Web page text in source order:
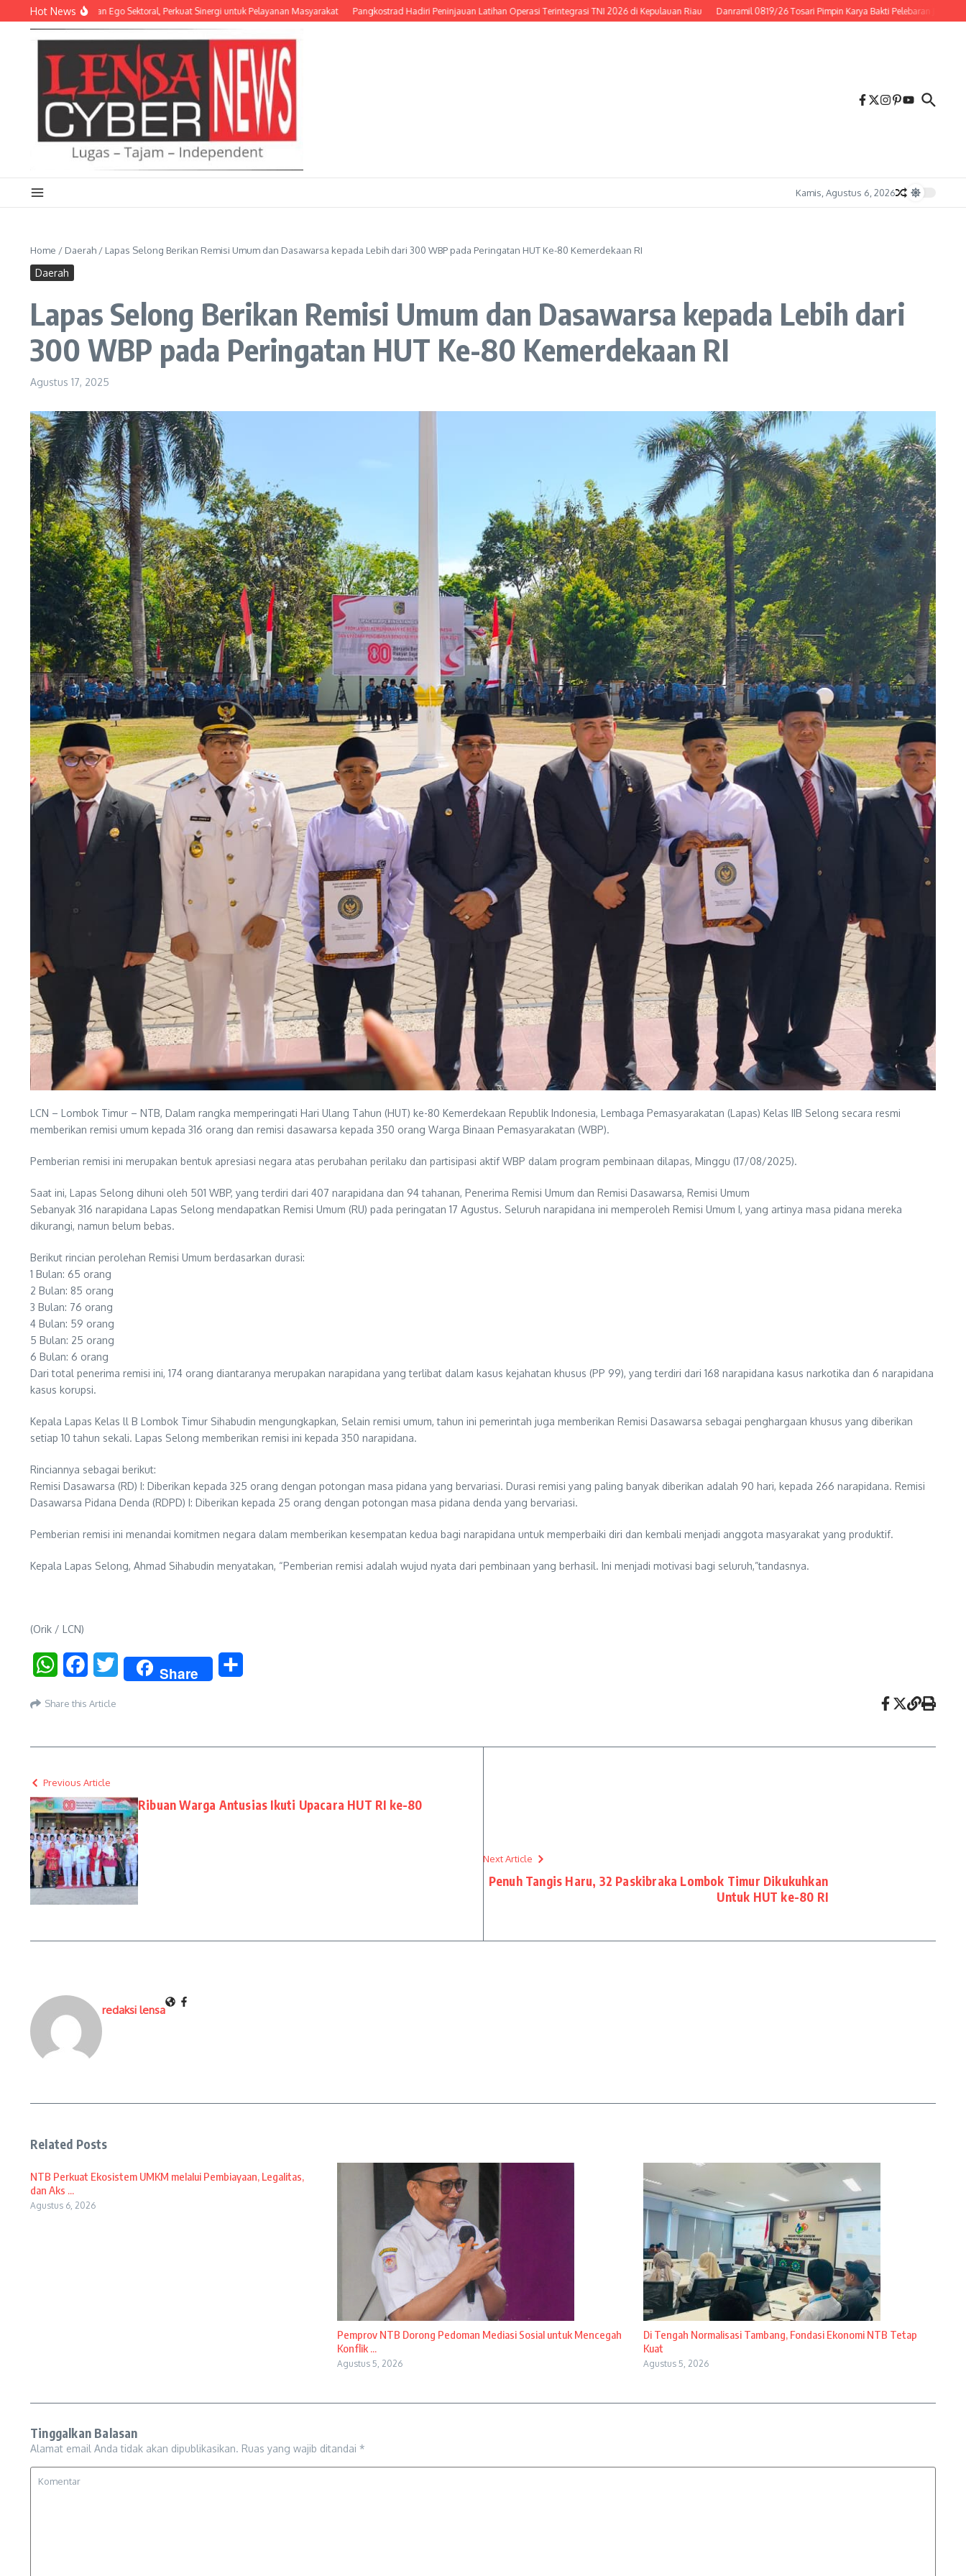
Lewati ke konten
Hot News
NTB: Tinggalkan Ego Sektoral, Perkuat Sinergi untuk Pelayanan Masyarakat Pangkostrad Hadiri Peninjauan Latihan Operasi Terintegrasi TNI 2026 di Kepulauan Riau Danramil 0819/26 Tosari Pimpin Karya Bakti Pelebaran Jalan
Kamis, Agustus 6, 2026
Home / Daerah / Lapas Selong Berikan Remisi Umum dan Dasawarsa kepada Lebih dari 300 WBP pada Peringatan HUT Ke-80 Kemerdekaan RI
Daerah
Lapas Selong Berikan Remisi Umum dan Dasawarsa kepada Lebih dari
300 WBP pada Peringatan HUT Ke-80 Kemerdekaan RI
Agustus 17, 2025
LCN – Lombok Timur – NTB, Dalam rangka memperingati Hari Ulang Tahun (HUT) ke-80 Kemerdekaan Republik Indonesia, Lembaga Pemasyarakatan (Lapas) Kelas IIB Selong secara resmi
memberikan remisi umum kepada 316 orang dan remisi dasawarsa kepada 350 orang Warga Binaan Pemasyarakatan (WBP).
Pemberian remisi ini merupakan bentuk apresiasi negara atas perubahan perilaku dan partisipasi aktif WBP dalam program pembinaan dilapas, Minggu (17/08/2025).
​Saat ini, Lapas Selong dihuni oleh 501 WBP, yang terdiri dari 407 narapidana dan 94 tahanan, Penerima Remisi Umum dan Remisi Dasawarsa, ​Remisi Umum
​Sebanyak 316 narapidana Lapas Selong mendapatkan Remisi Umum (RU) pada peringatan 17 Agustus. Seluruh narapidana ini memperoleh Remisi Umum I, yang artinya masa pidana mereka
dikurangi, namun belum bebas.
​Berikut rincian perolehan Remisi Umum berdasarkan durasi:
​1 Bulan: 65 orang
​2 Bulan: 85 orang
​3 Bulan: 76 orang
​4 Bulan: 59 orang
​5 Bulan: 25 orang
​6 Bulan: 6 orang
​Dari total penerima remisi ini, 174 orang diantaranya merupakan narapidana yang terlibat dalam kasus kejahatan khusus (PP 99), yang terdiri dari 168 narapidana kasus narkotika dan 6 narapidana
kasus korupsi.
Kepala Lapas Kelas ll B Lombok Timur Sihabudin mengungkapkan, ​​Selain remisi umum, tahun ini pemerintah juga memberikan Remisi Dasawarsa sebagai penghargaan khusus yang diberikan
setiap 10 tahun sekali. Lapas Selong memberikan remisi ini kepada 350 narapidana.
​Rinciannya sebagai berikut:
​Remisi Dasawarsa (RD) I: Diberikan kepada 325 orang dengan potongan masa pidana yang bervariasi. Durasi remisi yang paling banyak diberikan adalah 90 hari, kepada 266 narapidana. Remisi
Dasawarsa Pidana Denda (RDPD) I: Diberikan kepada 25 orang dengan potongan masa pidana denda yang bervariasi.
​Pemberian remisi ini menandai komitmen negara dalam memberikan kesempatan kedua bagi narapidana untuk memperbaiki diri dan kembali menjadi anggota masyarakat yang produktif.
​Kepala Lapas Selong, Ahmad Sihabudin menyatakan, “Pemberian remisi adalah wujud nyata dari pembinaan yang berhasil. Ini menjadi motivasi bagi seluruh,”tandasnya.
(Orik / LCN)
WhatsAppFacebookTwitter Share
Share this Article
Previous Article
Ribuan Warga Antusias Ikuti Upacara HUT RI ke-80
Next Article
Penuh Tangis Haru, 32 Paskibraka Lombok Timur Dikukuhkan
Untuk HUT ke-80 RI
redaksi lensa
Related Posts
NTB Perkuat Ekosistem UMKM melalui Pembiayaan, Legalitas,
dan Aks ...
Agustus 6, 2026
Pemprov NTB Dorong Pedoman Mediasi Sosial untuk Mencegah
Konflik ...
Agustus 5, 2026
Di Tengah Normalisasi Tambang, Fondasi Ekonomi NTB Tetap
Kuat
Agustus 5, 2026
Tinggalkan Balasan
Alamat email Anda tidak akan dipublikasikan. Ruas yang wajib ditandai *